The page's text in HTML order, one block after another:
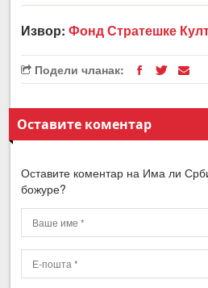
Извор:Фонд Стратешке
Подели чланак:
Оставите коментар
Оставите коментар на Има ли
божуре?